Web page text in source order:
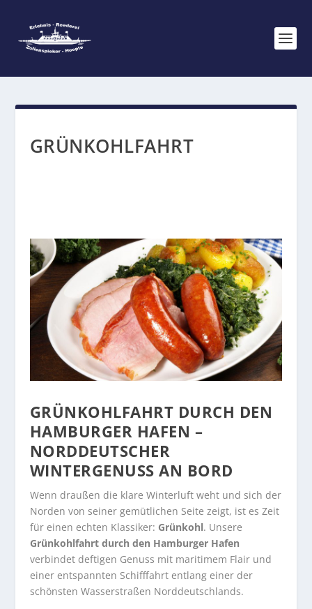
GRÜNKOHLFAHRT
GRÜNKOHLFAHRT DURCH DEN
HAMBURGER HAFEN –
NORDDEUTSCHER
WINTERGENUSS AN BORD
Wenn draußen die klare Winterluft weht und sich der
Norden von seiner gemütlichen Seite zeigt, ist es Zeit
für einen echten Klassiker: Grünkohl. Unsere
Grünkohlfahrt durch den Hamburger Hafen
verbindet deftigen Genuss mit maritimem Flair und
einer entspannten Schifffahrt entlang einer der
schönsten Wasserstraßen Norddeutschlands.